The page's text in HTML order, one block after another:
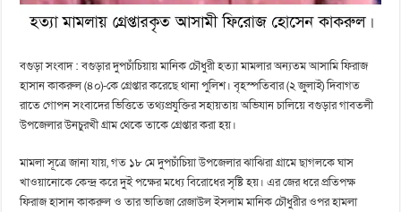
বগুড়া সংবাদ : বগুড়ার দুপচাঁচিয়ায় মানিক চৌধুরী হত্যা মামলার অন্যতম আসামি ফিরাজ
হাসান কাকরুল (৪০)-কে গ্রেপ্তার করেছে থানা পুলিশ। বৃহস্পতিবার (২ জুলাই) দিবাগত
রাতে গোপন সংবাদের ভিত্তিতে তথ্যপ্রযুক্তির সহায়তায় অভিযান চালিয়ে বগুড়ার গাবতলী
উপজেলার উনচুরখী গ্রাম থেকে তাকে গ্রেপ্তার করা হয়।
মামলা সূত্রে জানা যায়, গত ১৮ মে দুপচাঁচিয়া উপজেলার ঝাঝিরা গ্রামে ছাগলকে ঘাস
খাওয়ানোকে কেন্দ্র করে দুই পক্ষের মধ্যে বিরোধের সৃষ্টি হয়। এর জের ধরে প্রতিপক্ষ
ফিরাজ হাসান কাকরুল ও তার ভাতিজা রেজাউল ইসলাম মানিক চৌধুরীর ওপর হামলা